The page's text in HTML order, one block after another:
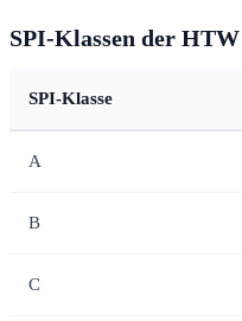
SPI-Klassen der
SPI-Klasse
A
B
C